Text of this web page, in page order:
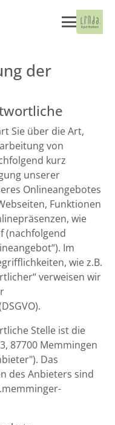
der
Sie über die Art,
von
kurz
unserer
Onlineangebotes
Funktionen
wie
(nachfolgend
Im
wie z.B.
verweisen wir
Stelle ist die
87700 Memmingen
Das
des Anbieters sind